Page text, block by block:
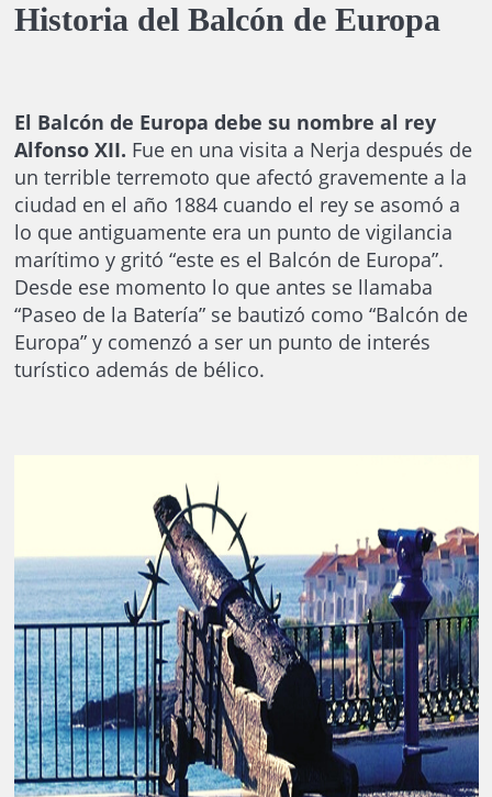
Historia del Balcón de Europa
El Balcón de Europa debe su nombre al rey
Alfonso XII. Fue en una visita a Nerja después de
un terrible terremoto que afectó gravemente a la
ciudad en el año 1884 cuando el rey se asomó a
lo que antiguamente era un punto de vigilancia
marítimo y gritó “este es el Balcón de Europa”.
Desde ese momento lo que antes se llamaba
“Paseo de la Batería” se bautizó como “Balcón de
Europa” y comenzó a ser un punto de interés
turístico además de bélico.